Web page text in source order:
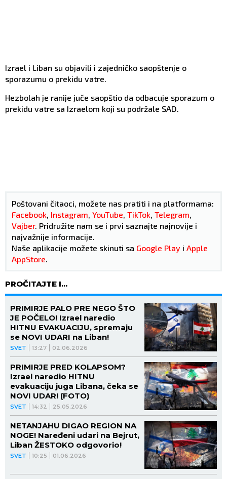
Izrael i Liban su objavili i zajedničko saopštenje o
sporazumu o prekidu vatre.
Hezbolah je ranije juče saopštio da odbacuje sporazum o
prekidu vatre sa Izraelom koji su podržale SAD.
Poštovani čitaoci, možete nas pratiti i na platformama:
Facebook Instagram YouTube TikTok Telegram
Vajber. Pridružite nam se i prvi saznajte najnovije i
najvažnije informacije.
Naše aplikacije možete skinuti sa Google Play i Apple
AppStore
PROČITAJTE I...
SVET 13:27 02.06.2026
PRIMIRJE PALO PRE NEGO ŠTO
JE POČELO! Izrael naredio
HITNU EVAKUACIJU, spremaju
se NOVI UDARI na Liban!
SVET 14:32 25.05.2026
PRIMIRJE PRED KOLAPSOM?
Izrael naredio HITNU
evakuaciju juga Libana, čeka se
NOVI UDAR! (FOTO)
SVET 10:25 01.06.2026
NETANJAHU DIGAO REGION NA
NOGE! Naređeni udari na Bejrut,
Liban ŽESTOKO odgovorio!